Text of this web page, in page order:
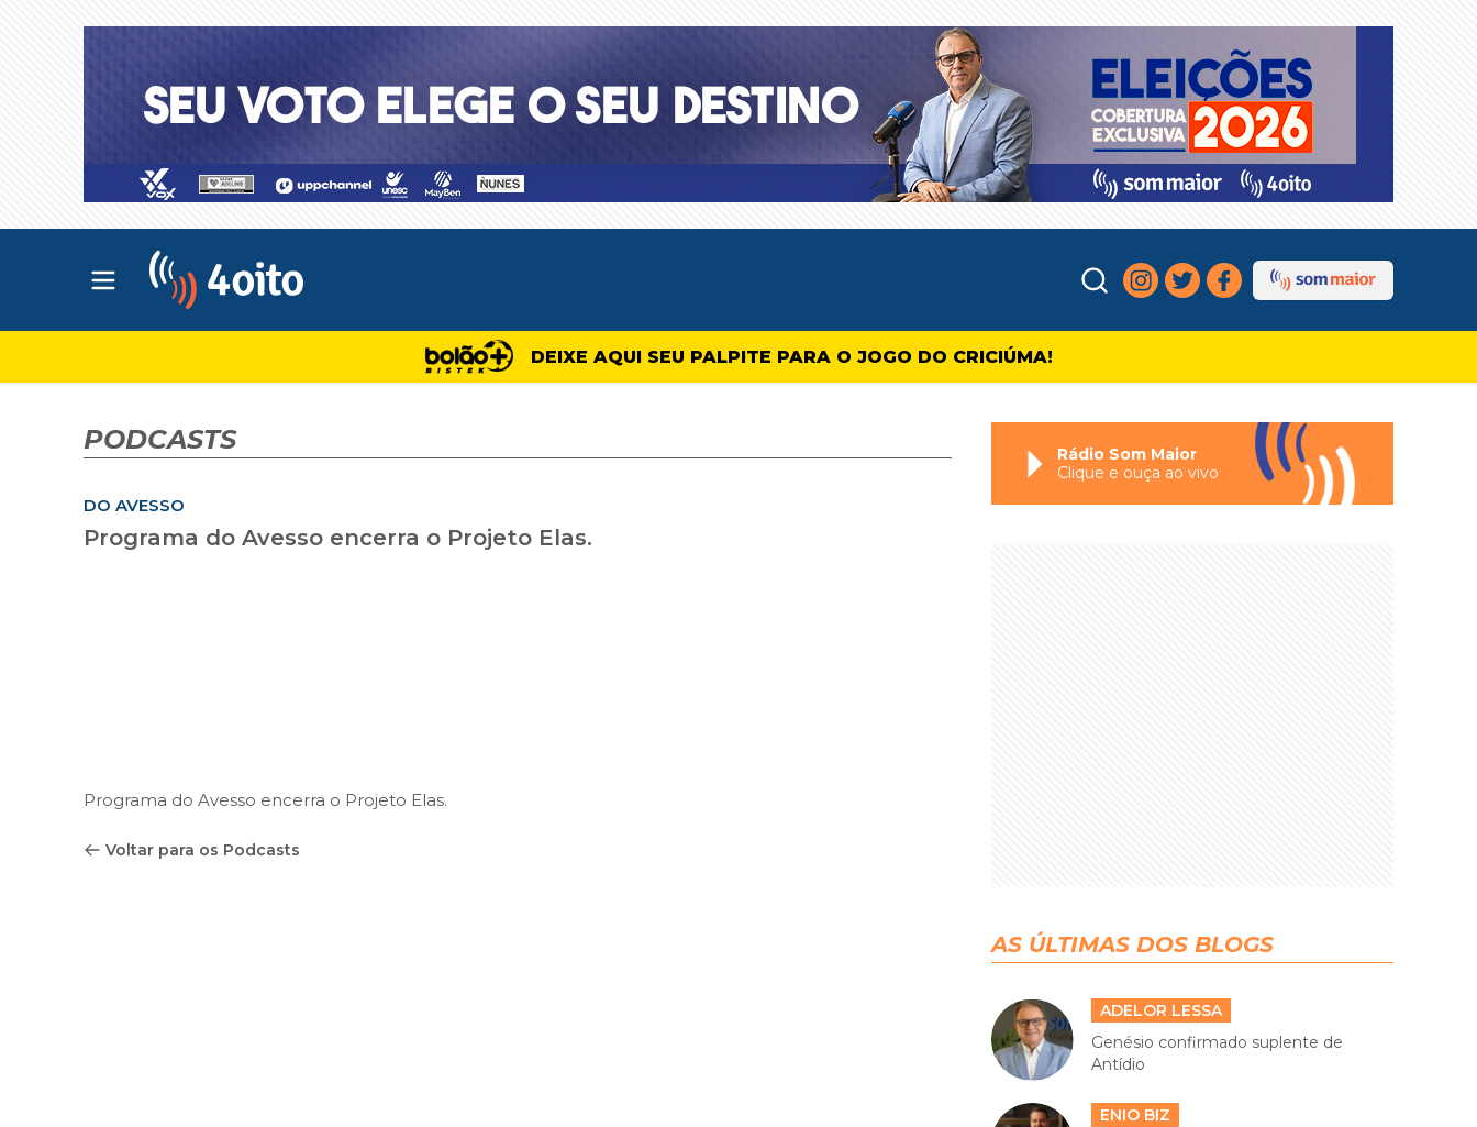
Abrir menu principal
DEIXE AQUI SEU PALPITE PARA O JOGO DO CRICIÚMA!
PODCASTS
DO AVESSO
Programa do Avesso encerra o Projeto Elas.
Programa do Avesso encerra o Projeto Elas.
Voltar para os Podcasts
Rádio Som Maior
Clique e ouça ao vivo
AS ÚLTIMAS DOS BLOGS
ADELOR LESSA
Genésio confirmado suplente de
Antídio
ENIO BIZ